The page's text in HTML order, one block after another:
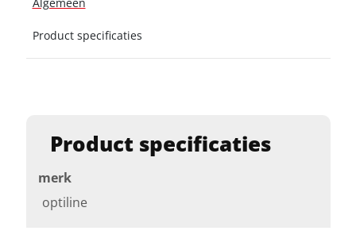
Product specificaties
merk
optiline
Product specificaties